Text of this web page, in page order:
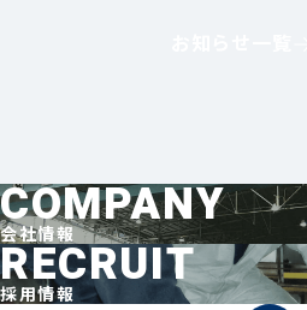
会社情報
COMPANY
採用情報
RECRUIT